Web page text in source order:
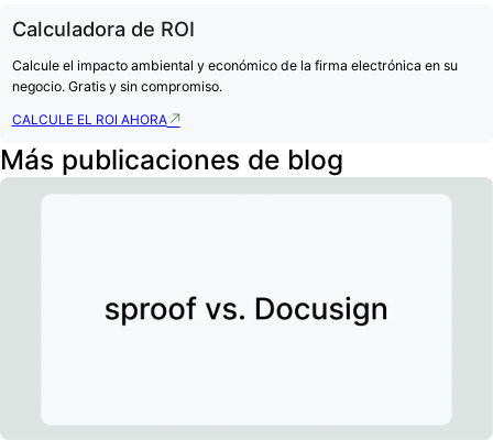
Calculadora de ROI
Calcule el impacto ambiental y económico de la firma electrónica en su
negocio. Gratis y sin compromiso.
CALCULE EL ROI AHORA
Más publicaciones de blog